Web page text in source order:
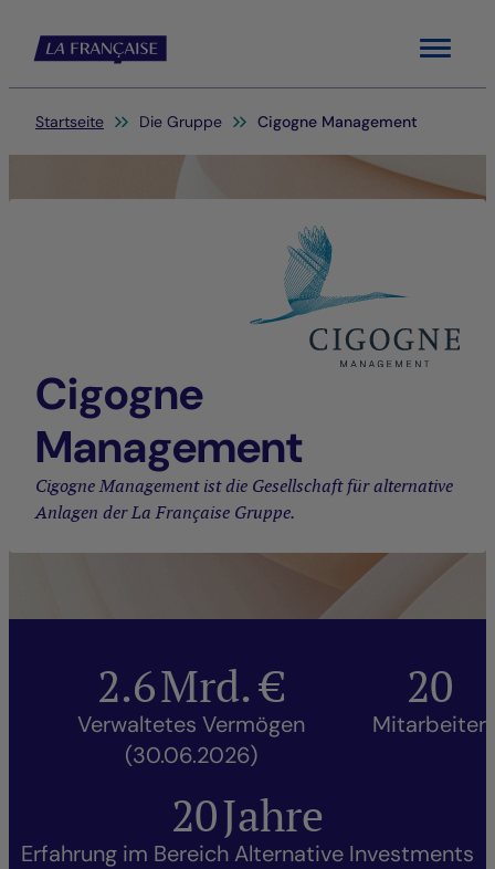
Menu
Sie befinden sich hier:
Startseite Die Gruppe Cigogne Management
Cigogne
Management
Cigogne Management ist die Gesellschaft für alternative
Anlagen der La Française Gruppe.
2.6Mrd. €
Verwaltetes Vermögen
(30.06.2026)
20
Mitarbeiter
20Jahre
Erfahrung im Bereich Alternative Investments